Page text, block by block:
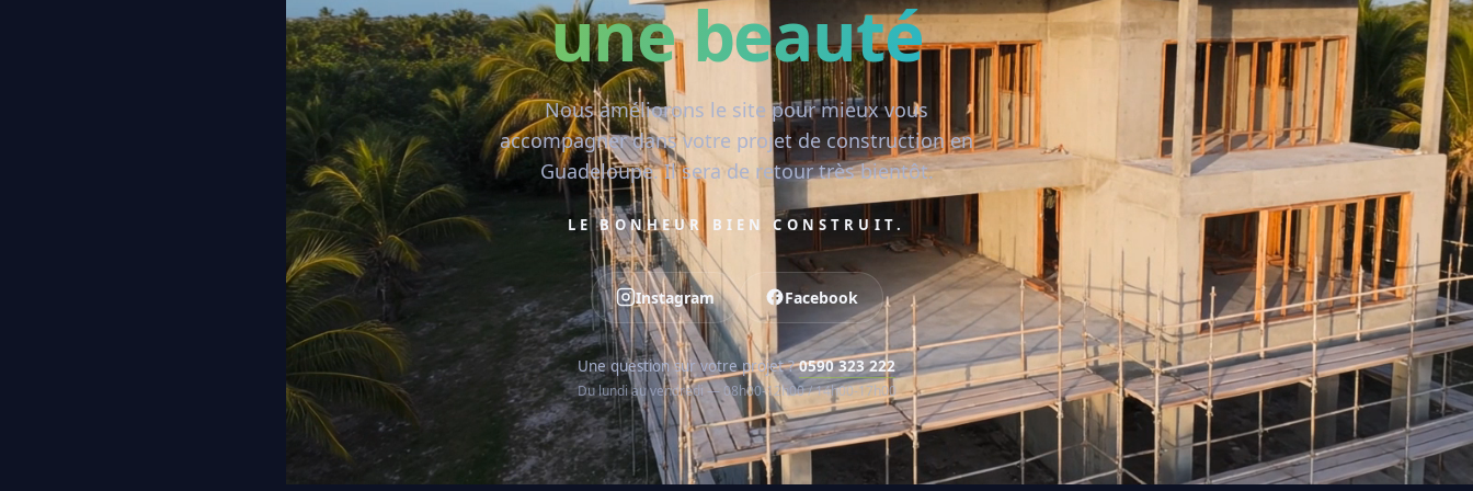
une beauté
Nous améliorons le site pour mieux vous
accompagner dans votre projet de construction en
Guadeloupe. Il sera de retour très bientôt.
LE BONHEUR BIEN CONSTRUIT.
Instagram Facebook
Une question sur votre projet ?0590 323 222
Du lundi au vendredi — 08h00-12h00 / 14h00-17h00